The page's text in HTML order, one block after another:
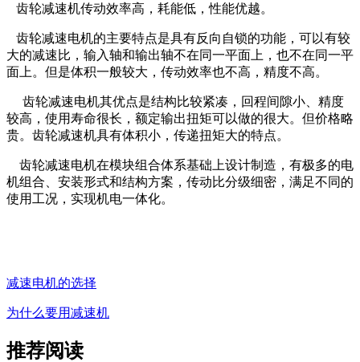
齿轮减速机传动效率高，耗能低，性能优越。
齿轮减速电机的主要特点是具有反向自锁的功能，可以有较
大的减速比，输入轴和输出轴不在同一平面上，也不在同一平
面上。但是体积一般较大，传动效率也不高，精度不高。
齿轮减速电机其优点是结构比较紧凑，回程间隙小、精度
较高，使用寿命很长，额定输出扭矩可以做的很大。但价格略
贵。齿轮减速机具有体积小，传递扭矩大的特点。
齿轮减速电机在模块组合体系基础上设计制造，有极多的电
机组合、安装形式和结构方案，传动比分级细密，满足不同的
使用工况，实现机电一体化。
减速电机的选择
为什么要用减速机
推荐阅读